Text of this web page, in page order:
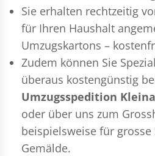
Sie erhalten rechtzeitig
für Ihren Haushalt
Umzugskartons –
Zudem können Sie
überaus kostengünstig
Umzugsspedition
oder über uns zum
beispielsweise für grosse
Gemälde.